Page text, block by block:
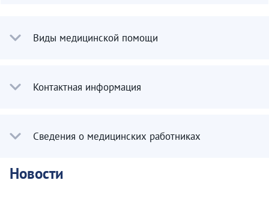
Виды медицинской помощи
Контактная информация
Сведения о медицинских работниках
Новости